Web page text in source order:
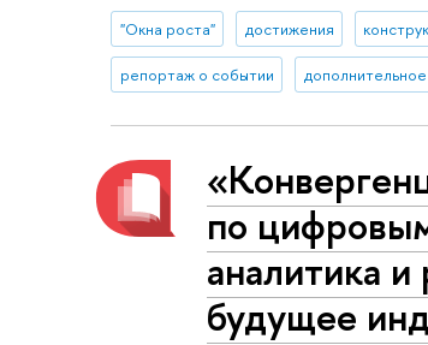
"Окна роста" достижения
репортаж о событии
по
аналитика и
будущее